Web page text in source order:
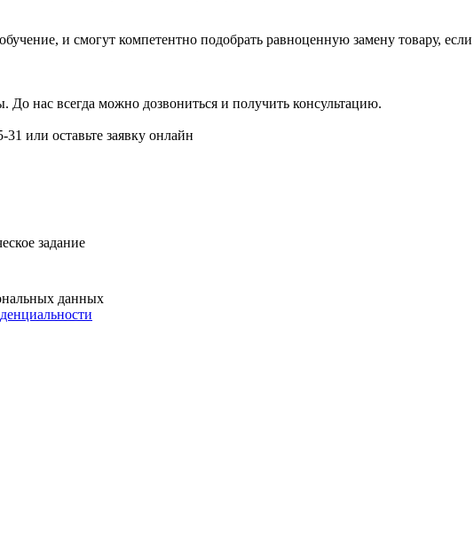
и смогут компетентно подобрать равноценную замену товару,
До нас всегда можно дозвониться и получить консультацию.
31 или оставьте заявку онлайн
задание
данных